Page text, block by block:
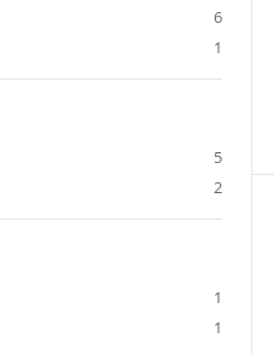
6
1
5
2
1
1